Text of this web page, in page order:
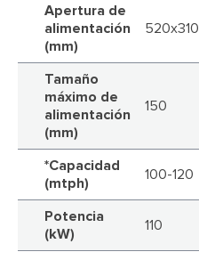
Apertura de
alimentación
(mm)
520x310
Tamaño
máximo de
alimentación
(mm)
150
*Capacidad
(mtph)
100-120
Potencia
(kW)
110